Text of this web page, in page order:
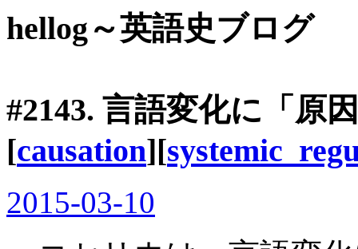
hellog～英語史ブログ
#2143. 言語変化に「原
[causation][
2015-03-10